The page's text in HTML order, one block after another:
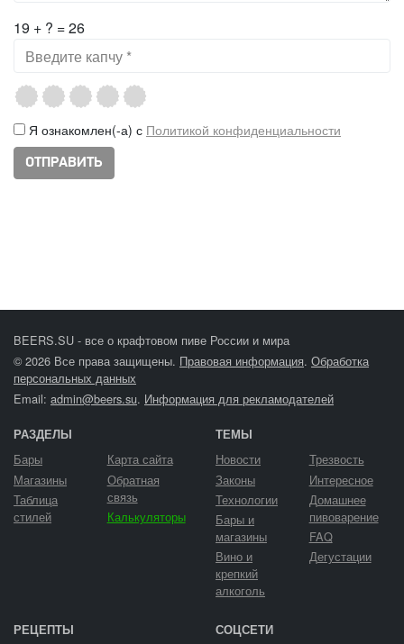
19 + ? = 26
Я ознакомлен(-а) с Политикой конфиденциальности
BEERS.SU - все о крафтовом пиве России и мира
© 2026 Все права защищены. Правовая информация. Обработка
персональных данных
Email: admin@beers.su. Информация для рекламодателей
РАЗДЕЛЫ
Бары
Магазины
Таблица
стилей
Карта сайта
Обратная
связь
Калькуляторы
ТЕМЫ
Новости
Законы
Технологии
Бары и
магазины
Вино и
крепкий
алкоголь
Трезвость
Интересное
Домашнее
пивоварение
FAQ
Дегустации
РЕЦЕПТЫ СОЦСЕТИ